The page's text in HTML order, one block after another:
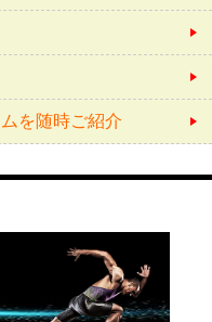
を随時ご紹介